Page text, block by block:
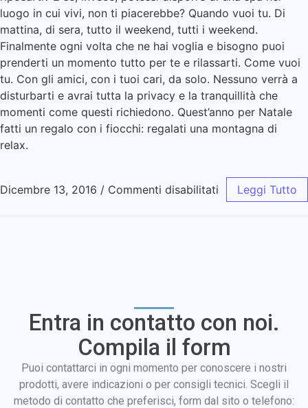
luogo in cui vivi, non ti piacerebbe? Quando vuoi tu. Di
mattina, di sera, tutto il weekend, tutti i weekend.
Finalmente ogni volta che ne hai voglia e bisogno puoi
prenderti un momento tutto per te e rilassarti. Come vuoi
tu. Con gli amici, con i tuoi cari, da solo. Nessuno verrà a
disturbarti e avrai tutta la privacy e la tranquillità che
momenti come questi richiedono. Quest’anno per Natale
fatti un regalo con i fiocchi: regalati una montagna di
relax.
Dicembre 13, 2016 / Commenti disabilitati Leggi Tutto
Entra in contatto con noi.
Compila il form
Puoi contattarci in ogni momento per conoscere i nostri
prodotti, avere indicazioni o per consigli tecnici. Scegli il
metodo di contatto che preferisci, form dal sito o telefono: